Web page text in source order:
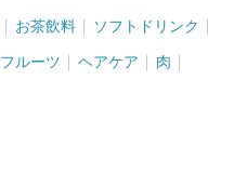
お茶飲料 ソフトドリンク
フルーツ ヘアケア 肉